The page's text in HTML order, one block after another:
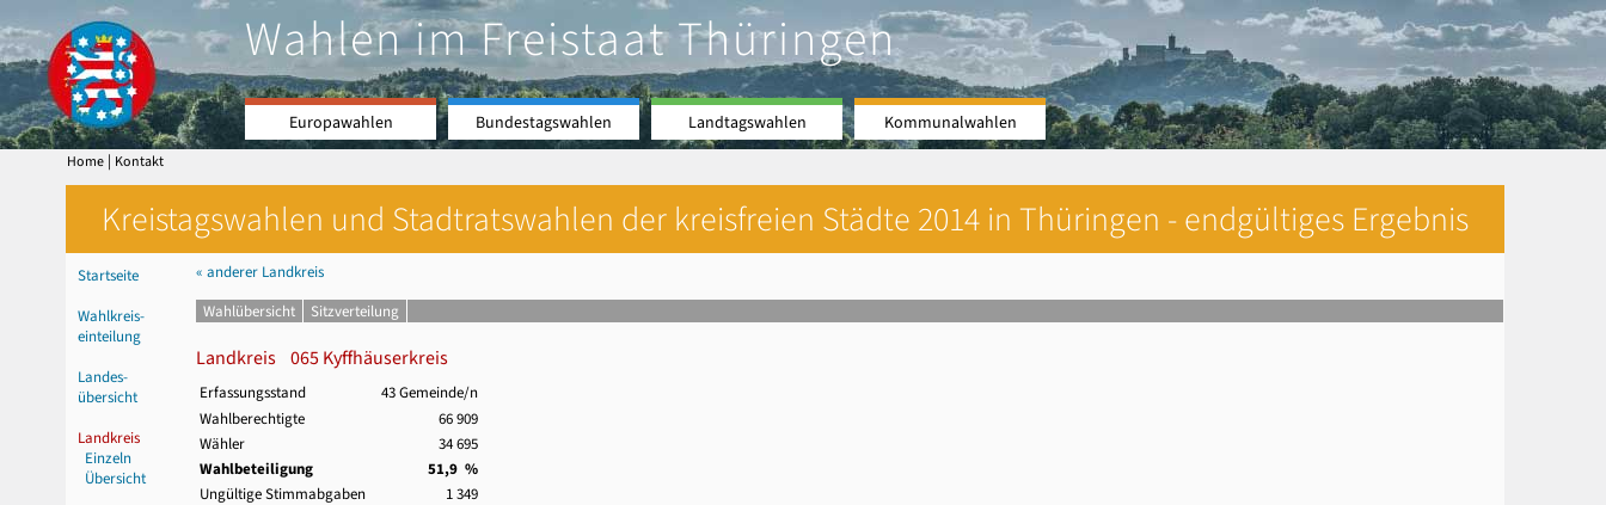
Wahlen im Freistaat Thüringen
Europawahlen Bundestagswahlen Landtagswahlen Kommunalwahlen
Home | Kontakt
Kreistagswahlen und Stadtratswahlen der kreisfreien Städte 2014 in Thüringen - endgültiges Ergebnis
Startseite
Wahlkreis-
einteilung
Landes-
übersicht
Landkreis
Einzeln
Übersicht
« anderer Landkreis
Wahlübersicht
Sitzverteilung
Landkreis 065 Kyffhäuserkreis
Erfassungsstand
43 Gemeinde/n
Wahlberechtigte
66 909
Wähler
34 695
Wahlbeteiligung
51,9 %
Ungültige Stimmabgaben
1 349